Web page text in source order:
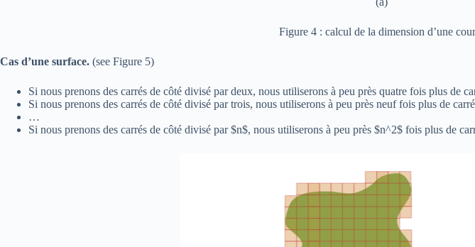
Figure 4 : calcul de la dimension d’une
Cas d’une surface. (see Figure 5)
Si nous prenons des carrés de côté divisé par deux, nous utiliserons à peu près quatre fois plus de
Si nous prenons des carrés de côté divisé par trois, nous utiliserons à peu près neuf fois plus de
…
Si nous prenons des carrés de côté divisé par $n$, nous utiliserons à peu près $n^2$ fois plus de